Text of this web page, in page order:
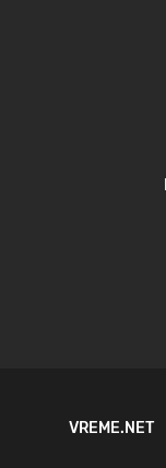
VREME.NET